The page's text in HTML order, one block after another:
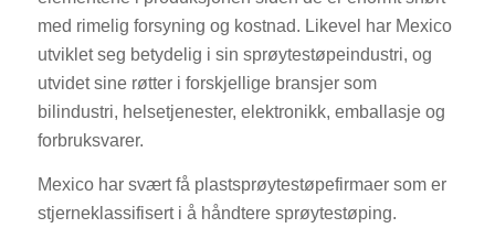
med rimelig forsyning og kostnad. Likevel har Mexico
utviklet seg betydelig i sin sprøytestøpeindustri, og
utvidet sine røtter i forskjellige bransjer som
bilindustri, helsetjenester, elektronikk, emballasje og
forbruksvarer.
Mexico har svært få plastsprøytestøpefirmaer som er
stjerneklassifisert i å håndtere sprøytestøping.